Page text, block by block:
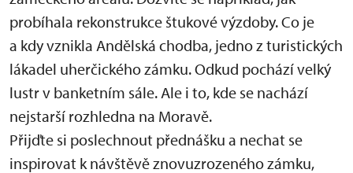
probíhala rekonstrukce štukové výzdoby. Co je
a kdy vznikla Andělská chodba, jedno z turistických
lákadel uherčického zámku. Odkud pochází velký
lustr v banketním sále. Ale i to, kde se nachází
nejstarší rozhledna na Moravě.
Přijďte si poslechnout přednášku a nechat se
inspirovat k návštěvě znovuzrozeného zámku,